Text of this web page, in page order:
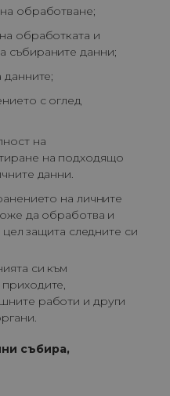
обработване;
обработката и
събираните данни;
данните;
с оглед
на
на подходящо
данни.
на личните
да обработва и
защита следните си
си към
работи и други
събира,